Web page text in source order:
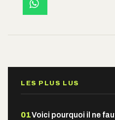
LES PLUS LUS
01Voici pourquoi il ne